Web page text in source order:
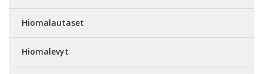
Hiomalautaset
Hiomalevyt